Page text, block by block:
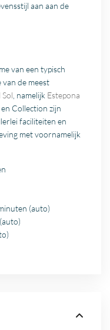
aan aan de
van een typisch
de meest
, namelijk Estepona
en Collection zijn
faciliteiten en
met voornamelijk
(auto)